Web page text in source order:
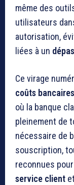
même des
utilisateurs
autorisation,
liées à un
Ce virage
coûts bancaires
où la banque
pleinement de
nécessaire de
souscription,
reconnues
service client